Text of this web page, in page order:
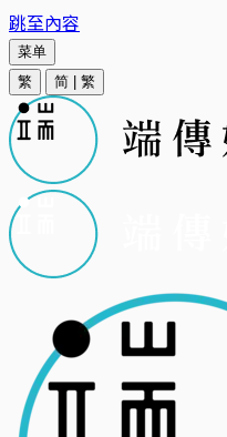
跳至內容
菜单
繁
简 繁